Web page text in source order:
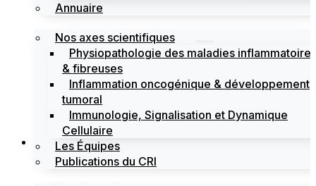
Annuaire
Nos axes scientifiques
Physiopathologie des maladies inflammatoires
& fibreuses
Inflammation oncogénique & développement
tumoral
Immunologie, Signalisation et Dynamique
Cellulaire
Les Équipes
Publications du CRI
Formations